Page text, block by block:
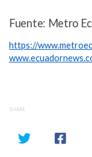
Fuente: Metro
https://
SHARE